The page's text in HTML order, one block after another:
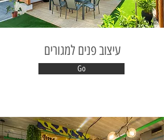
עיצוב פנים למגורים
Go